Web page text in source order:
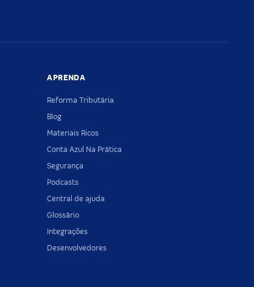
APRENDA
Reforma Tributária
Blog
Materiais Ricos
Conta Azul Na Prática
Segurança
Podcasts
Central de ajuda
Glossário
Integrações
Desenvolvedores